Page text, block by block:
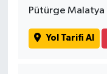
Pütürge Malatya
Yol Tarifi Al